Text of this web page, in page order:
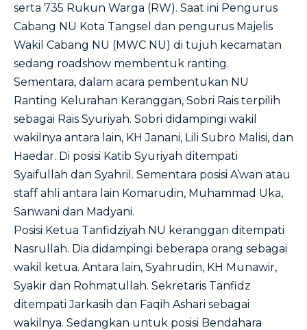
serta 735 Rukun Warga (RW). Saat ini Pengurus
Cabang NU Kota Tangsel dan pengurus Majelis
Wakil Cabang NU (MWC NU) di tujuh kecamatan
sedang roadshow membentuk ranting.
Sementara, dalam acara pembentukan NU
Ranting Kelurahan Keranggan, Sobri Rais terpilih
sebagai Rais Syuriyah. Sobri didampingi wakil
wakilnya antara lain, KH Janani, Lili Subro Malisi, dan
Haedar. Di posisi Katib Syuriyah ditempati
Syaifullah dan Syahril. Sementara posisi A’wan atau
staff ahli antara lain Komarudin, Muhammad Uka,
Sanwani dan Madyani.
Posisi Ketua Tanfidziyah NU keranggan ditempati
Nasrullah. Dia didampingi beberapa orang sebagai
wakil ketua. Antara lain, Syahrudin, KH Munawir,
Syakir dan Rohmatullah. Sekretaris Tanfidz
ditempati Jarkasih dan Faqih Ashari sebagai
wakilnya. Sedangkan untuk posisi Bendahara